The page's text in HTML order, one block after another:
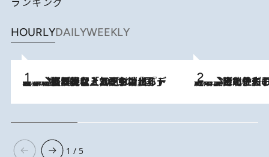
HOURLYDAILYWEEKLY
2026.8.5
【なぜ吉沢亮は「気配を消せる」のか？】興行収入208億の『国宝』を経て挑むミュージカル『ディア・エヴァン・ハンセン』。トップ俳優が舞台上でさらけ出した“孤独”とは 2026.8.3
《「文士の子ども被害者の会」発足！》阿川佐和子（72）が語る遠藤周作に北杜夫、劇作家・矢代静一の子どもたちの“文豪プライベート事件簿”
1 / 5